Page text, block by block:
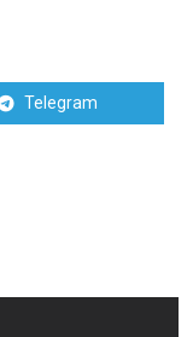
Telegram